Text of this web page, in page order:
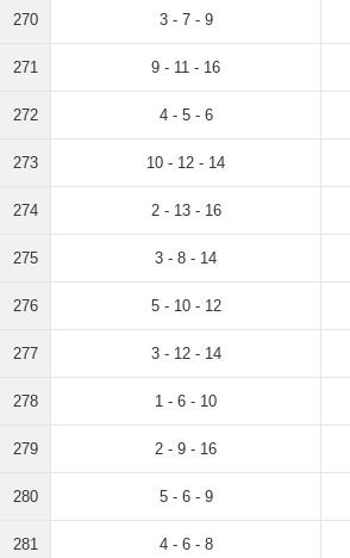
270 3 - 7 - 9
271 9 - 11 - 16
272 4 - 5 - 6
273 10 - 12 - 14
274 2 - 13 - 16
275 3 - 8 - 14
276 5 - 10 - 12
277 3 - 12 - 14
278 1 - 6 - 10
279 2 - 9 - 16
280 5 - 6 - 9
281 4 - 6 - 8